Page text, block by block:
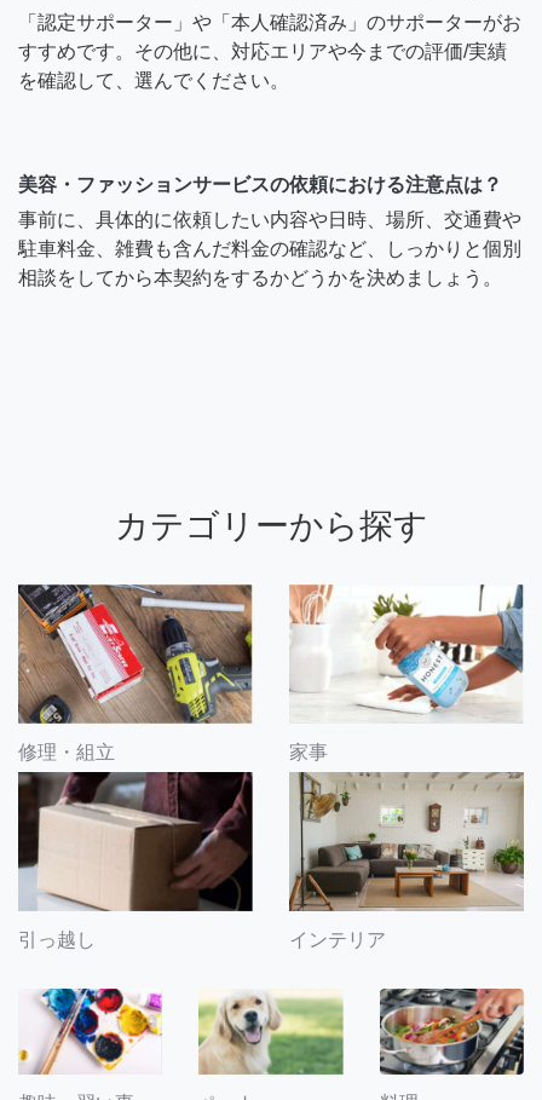
「認定サポーター」や「本人確認済み」のサポーターがお
すすめです。その他に、対応エリアや今までの評価/実績
を確認して、選んでください。
美容・ファッションサービスの依頼における注意点は？
事前に、具体的に依頼したい内容や日時、場所、交通費や
駐車料金、雑費も含んだ料金の確認など、しっかりと個別
相談をしてから本契約をするかどうかを決めましょう。
カテゴリーから探す
修理・組立 家事
引っ越し インテリア